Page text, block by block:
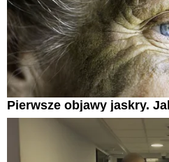
Pierwsze objawy jaskry.